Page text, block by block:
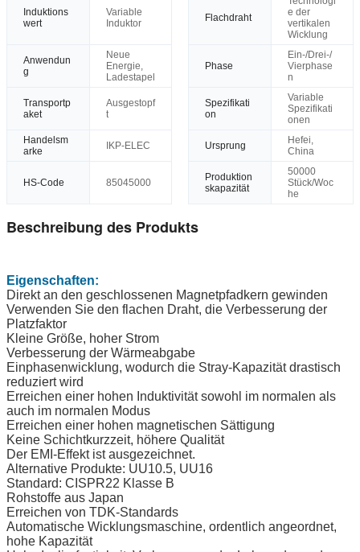
Induktions
wert
Variable
Induktor
Flachdraht
e der
vertikalen
Wicklung
Anwendun
g
Neue
Energie,
Ladestapel
Phase
Ein-/Drei-/
Vierphase
n
Transportp
aket
Ausgestopf
t
Spezifikati
on
Variable
Spezifikati
onen
Handelsm
arke
IKP-ELEC Ursprung
Hefei,
China
HS-Code 85045000
Produktion
skapazität
50000
Stück/Woc
he
Beschreibung des Produkts
Eigenschaften:
Direkt an den geschlossenen Magnetpfadkern gewinden
Verwenden Sie den flachen Draht, die Verbesserung der
Platzfaktor
Kleine Größe, hoher Strom
Verbesserung der Wärmeabgabe
Einphasenwicklung, wodurch die Stray-Kapazität drastisch
reduziert wird
Erreichen einer hohen Induktivität sowohl im normalen als
auch im normalen Modus
Erreichen einer hohen magnetischen Sättigung
Keine Schichtkurzzeit, höhere Qualität
Der EMI-Effekt ist ausgezeichnet.
Alternative Produkte: UU10.5, UU16
Standard: CISPR22 Klasse B
Rohstoffe aus Japan
Erreichen von TDK-Standards
Automatische Wicklungsmaschine, ordentlich angeordnet,
hohe Kapazität